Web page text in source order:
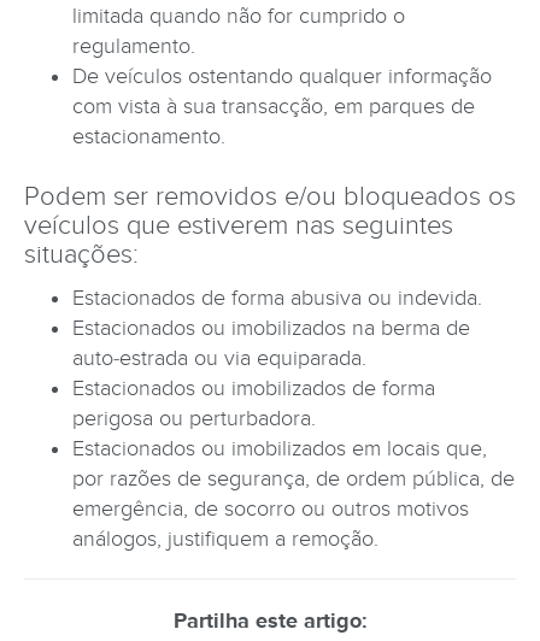
limitada quando não for cumprido o
regulamento.
De veículos ostentando qualquer informação
com vista à sua transacção, em parques de
estacionamento.
Podem ser removidos e/ou bloqueados os
veículos que estiverem nas seguintes
situações:
Estacionados de forma abusiva ou indevida.
Estacionados ou imobilizados na berma de
auto-estrada ou via equiparada.
Estacionados ou imobilizados de forma
perigosa ou perturbadora.
Estacionados ou imobilizados em locais que,
por razões de segurança, de ordem pública, de
emergência, de socorro ou outros motivos
análogos, justifiquem a remoção.
Partilha este artigo: